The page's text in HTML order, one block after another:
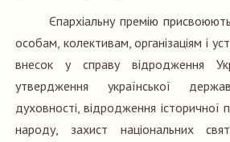
Єпархіальну премію
особам, колективам, організаціям і
внесок у справу відродження
утвердження української
духовності, відродження історичної
народу, захист національних